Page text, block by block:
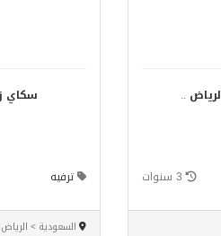
..
3 سنوات
سكاي
ترفيه
السعودية > الرياض